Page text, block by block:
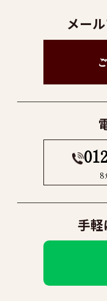
メー
手